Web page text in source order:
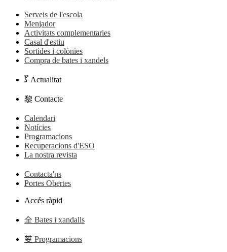
Serveis de l'escola
Menjador
Activitats complementaries
Casal d'estiu
Sortides i colònies
Compra de bates i xandels
Actualitat
Contacte
Calendari
Notícies
Programacions
Recuperacions d'ESO
La nostra revista
Contacta'ns
Portes Obertes
Accés ràpid
Bates i xandalls
Programacions